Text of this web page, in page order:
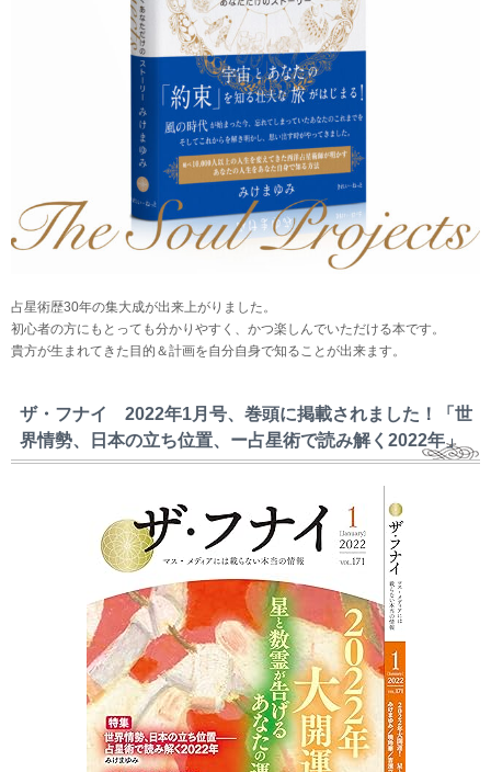
占星術歴30年の集大成が出来上がりました。
初心者の方にもとっても分かりやすく、かつ楽しんでいただける本です。
貴方が生まれてきた目的＆計画を自分自身で知ることが出来ます。
ザ・フナイ 2022年1月号、巻頭に掲載されました！「世
界情勢、日本の立ち位置、ー占星術で読み解く2022年」